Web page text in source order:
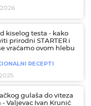
kiselog testa - kako
prirodni STARTER i
vraćamo ovom hlebu
RECEPTI
gulaša do viteza
- Valjevac Ivan Krunić